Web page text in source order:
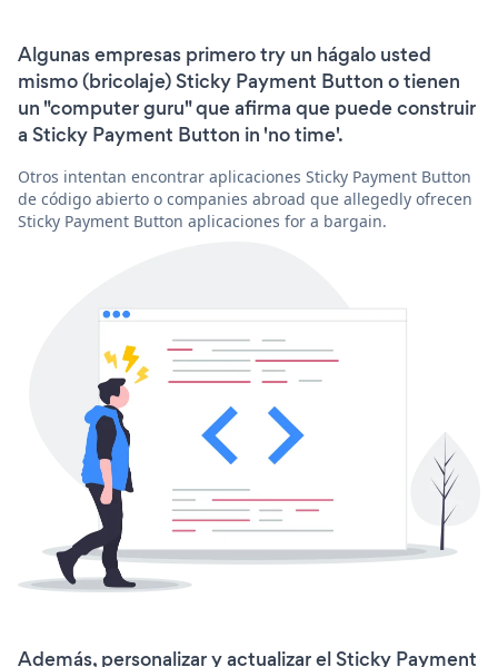
Algunas empresas primero try un hágalo usted
mismo (bricolaje) Sticky Payment Button o tienen
un "computer guru" que afirma que puede construir
a Sticky Payment Button in 'no time'.
Otros intentan encontrar aplicaciones Sticky Payment Button
de código abierto o companies abroad que allegedly ofrecen
Sticky Payment Button aplicaciones for a bargain.
Además, personalizar y actualizar el Sticky Payment